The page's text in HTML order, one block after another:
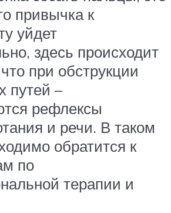
привычка к
уйдет
здесь происходит
при обструкции
путей –
рефлексы
и речи. В таком
обратится к
по
терапии и